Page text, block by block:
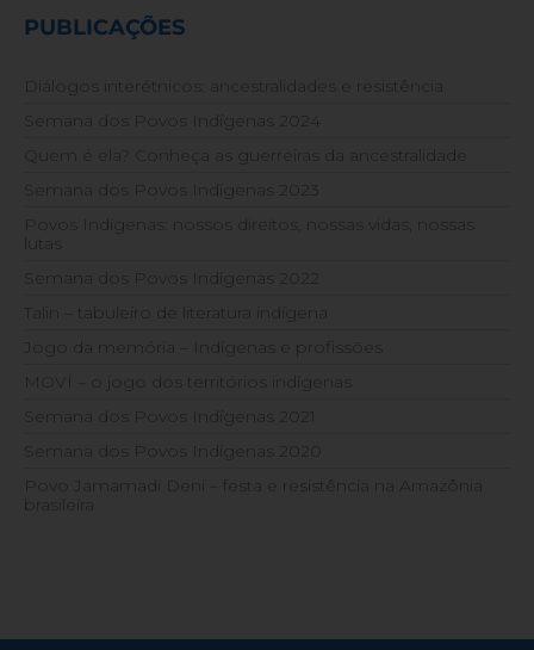
PUBLICAÇÕES
Diálogos interétnicos: ancestralidades e resistência
Semana dos Povos Indígenas 2024
Quem é ela? Conheça as guerreiras da ancestralidade
Semana dos Povos Indígenas 2023
Povos Indígenas: nossos direitos, nossas vidas, nossas
lutas
Semana dos Povos Indígenas 2022
Talin – tabuleiro de literatura indígena
Jogo da memória – Indígenas e profissões
MOVÍ – o jogo dos territórios indígenas
Semana dos Povos Indígenas 2021
Semana dos Povos Indígenas 2020
Povo Jamamadi Deni – festa e resistência na Amazônia
brasileira